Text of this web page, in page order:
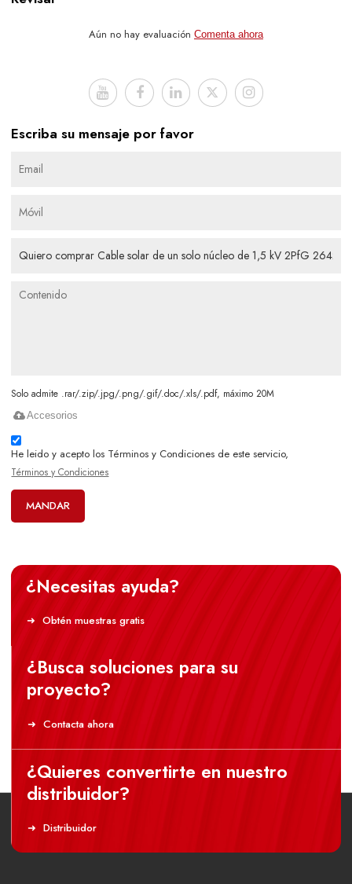
Aún no hay evaluación Comenta ahora
Escriba su mensaje por favor
Solo admite .rar/.zip/.jpg/.png/.gif/.doc/.xls/.pdf, máximo 20M
Accesorios
He leido y acepto los Términos y Condiciones de este servicio,
Términos y Condiciones
MANDAR
¿Necesitas ayuda?
Obtén muestras gratis
¿Busca soluciones para su
proyecto?
Contacta ahora
¿Quieres convertirte en nuestro
distribuidor?
Distribuidor